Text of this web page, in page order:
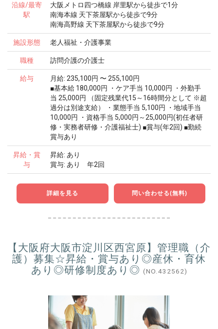
沿線/最寄
駅
大阪メトロ四つ橋線 岸里駅から徒歩で1分
南海本線 天下茶屋駅から徒歩で9分
南海高野線 天下茶屋駅から徒歩で9分
施設形態 老人福祉・介護事業
職種 訪問介護の介護士
給与
月給: 235,100円 〜 255,100円
■基本給 180,000円 ・ケア手当 10,000円 ・外勤手
当 25,000円 （固定残業代15～16時間分として ※超
過分は別途支給） ・業態手当 5,100円 ・地域手当
10,000円 ・資格手当 5,000円～25,000円(初任者研
修・実務者研修・介護福祉士) ■賞与(年2回) ■勤続
賞与あり
昇給・賞
与
昇給: あり
賞与: あり 年2回
詳細を見る 問い合わせる(無料)
【大阪府大阪市淀川区西宮原】管理職（介
護）募集☆昇給・賞与あり◎産休・育休
あり◎研修制度あり◎ (NO.432562)